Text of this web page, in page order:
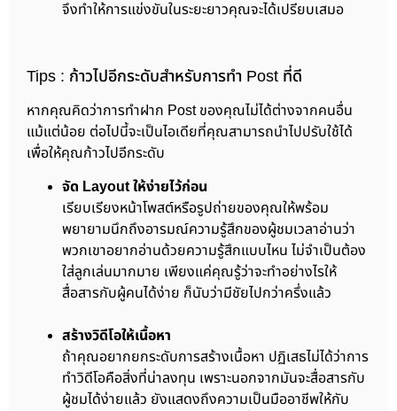
จึงทำให้การแข่งขันในระยะยาวคุณจะได้เปรียบเสมอ
Tips : ก้าวไปอีกระดับสำหรับการทำ Post ที่ดี
หากคุณคิดว่าการทำฝาก Post ของคุณไม่ได้ต่างจากคนอื่น
แม้แต่น้อย ต่อไปนี้จะเป็นไอเดียที่คุณสามารถนำไปปรับใช้ได้
เพื่อให้คุณก้าวไปอีกระดับ
จัด Layout ให้ง่ายไว้ก่อน
เรียบเรียงหน้าโพสต์หรือรูปถ่ายของคุณให้พร้อม
พยายามนึกถึงอารมณ์ความรู้สึกของผู้ชมเวลาอ่านว่า
พวกเขาอยากอ่านด้วยความรู้สึกแบบไหน ไม่จำเป็นต้อง
ใส่ลูกเล่นมากมาย เพียงแค่คุณรู้ว่าจะทำอย่างไรให้
สื่อสารกับผู้คนได้ง่าย ก็นับว่ามีชัยไปกว่าครึ่งแล้ว
สร้างวิดีโอให้เนื้อหา
ถ้าคุณอยากยกระดับการสร้างเนื้อหา ปฏิเสธไม่ได้ว่าการ
ทำวิดีโอคือสิ่งที่น่าลงทุน เพราะนอกจากมันจะสื่อสารกับ
ผู้ชมได้ง่ายแล้ว ยังแสดงถึงความเป็นมืออาชีพให้กับ